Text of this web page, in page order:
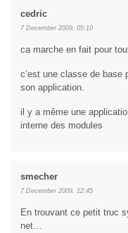
cedric
7 December 2009, 05:10
ca marche en fait pour
c’est une classe de base
son application.
il y a même une
interne des modules
smecher
7 December 2009, 12:45
En trouvant ce petit truc
net…